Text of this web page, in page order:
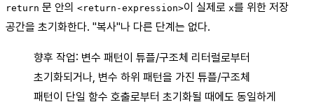
return 문 안의 <return-expression>이 실제로 x를 위한 저장
공간을 초기화한다. "복사"나 다른 단계는 없다.
향후 작업: 변수 패턴이 튜플/구조체 리터럴로부터
초기화되거나, 변수 하위 패턴을 가진 튜플/구조체
패턴이 단일 함수 호출로부터 초기화될 때에도 동일하게